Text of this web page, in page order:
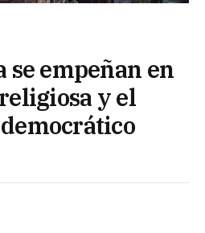
se empeñan en
y el